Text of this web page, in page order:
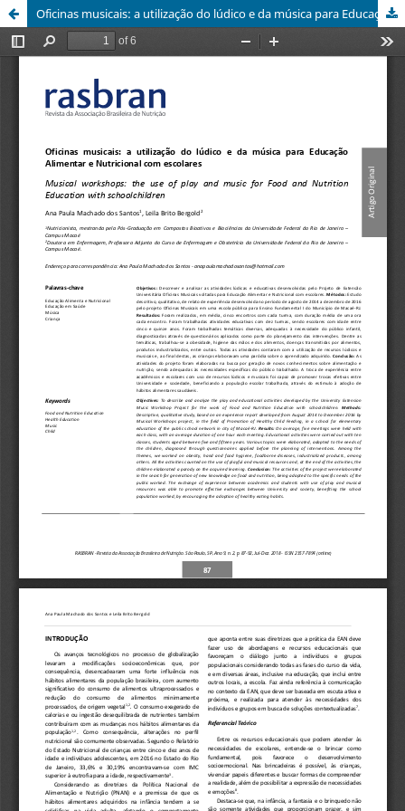
Oficinas musicais: a utilização do lúdico e da música para Educação Alimentar e Nutricional com escolares